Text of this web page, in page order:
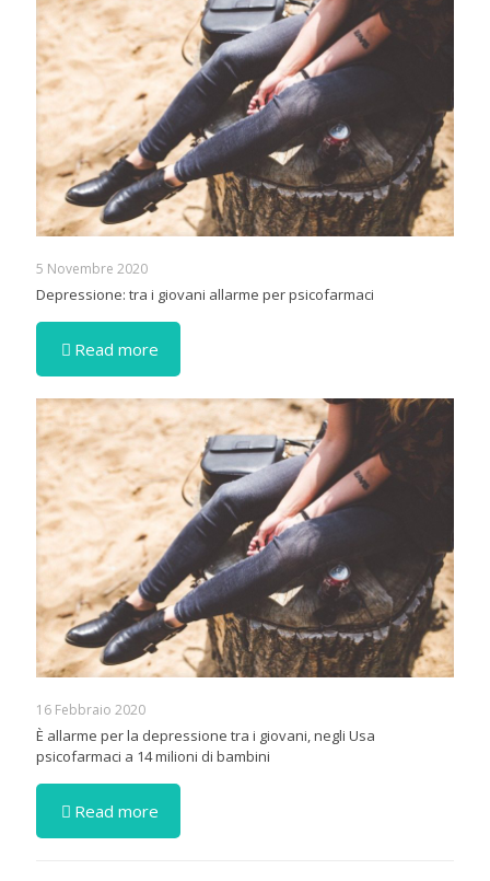
5 Novembre 2020
Depressione: tra i giovani allarme per psicofarmaci
Read more
16 Febbraio 2020
È allarme per la depressione tra i giovani, negli Usa
psicofarmaci a 14 milioni di bambini
Read more